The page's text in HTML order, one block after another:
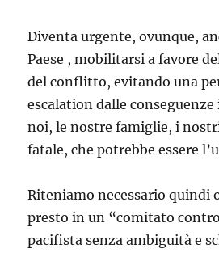
Diventa urgente, ovunque,
Paese , mobilitarsi a favore
del conflitto, evitando una
escalation dalle
noi, le nostre famiglie, i
fatale, che potrebbe essere
Riteniamo necessario quindi
presto in un “comitato
pacifista senza ambiguità e